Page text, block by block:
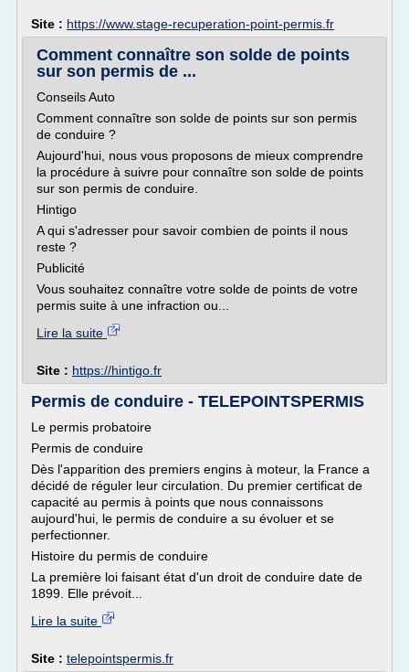
Site : https://www.stage-recuperation-point-permis.fr
Comment connaître son solde de points
sur son permis de ...
Conseils Auto
Comment connaître son solde de points sur son permis
de conduire ?
Aujourd'hui, nous vous proposons de mieux comprendre
la procédure à suivre pour connaître son solde de points
sur son permis de conduire.
Hintigo
A qui s'adresser pour savoir combien de points il nous
reste ?
Publicité
Vous souhaitez connaître votre solde de points de votre
permis suite à une infraction ou...
Lire la suite
Site : https://hintigo.fr
Permis de conduire - TELEPOINTSPERMIS
Le permis probatoire
Permis de conduire
Dès l'apparition des premiers engins à moteur, la France a
décidé de réguler leur circulation. Du premier certificat de
capacité au permis à points que nous connaissons
aujourd'hui, le permis de conduire a su évoluer et se
perfectionner.
Histoire du permis de conduire
La première loi faisant état d'un droit de conduire date de
1899. Elle prévoit...
Lire la suite
Site : telepointspermis.fr